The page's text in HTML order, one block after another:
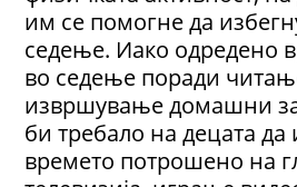
им се помогне да
седење. Иако одредено
во седење поради
извршување домашни
би требало на децата
времето потрошено на